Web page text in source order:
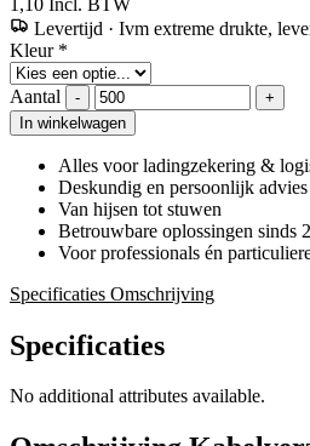
Levertijd · Ivm extreme drukte,
Kleur *
Aantal -
+
In winkelwagen
Alles voor ladingzekering &
Deskundig en persoonlijk advies
Van hijsen tot stuwen
Betrouwbare oplossingen sinds
Voor professionals én
Specificaties Omschrijving
Specificaties
No additional attributes available.